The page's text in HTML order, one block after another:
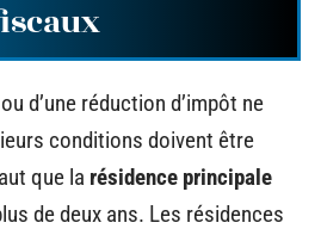
d’une réduction d’impôt ne
conditions doivent être
que la résidence principale
de deux ans. Les résidences